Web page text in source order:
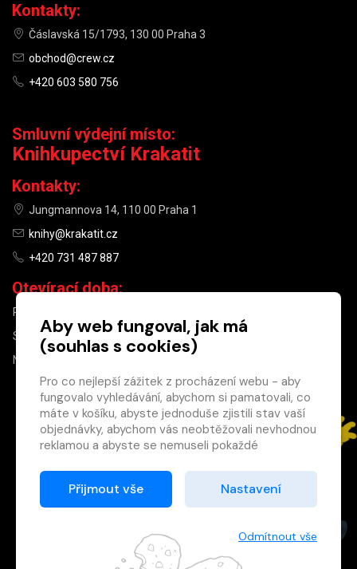
×
Máte u nás již
registrovaný
účet?
Registrací získáte slevu
na zboží ve výši 15 %
Registrovat
Kontakty:
Čáslavská 15/1793, 130 00 Praha 3
obchod@crew.cz
+420 603 580 756
Smluvní výdejní místo:
Knihkupectví Krakatit
Kontakty:
Jungmannova 14, 110 00 Praha 1
knihy@krakatit.cz
+420 731 487 887
Otevírací doba:
PO–PÁ
SO
10:00–13:00
NE
Zásady cookies
Aby web fungoval, jak má
(souhlas s cookies)
Pro co nejlepší zážitek z procházení webu - aby
fungovalo vyhledávání, abychom si pamatovali, co
máte v košíku, abyste jednoduše zjistili stav vaší
objednávky, abychom vás neobtěžovali nevhodnou
reklamou a abyste se nemuseli pokaždé
Proto od vás potřebujeme souhlas se
zpracováním souborů cookies
Děkujeme, že nám ho dáte a pomůžete nám tak
Přijmout vše Nastavení
Odmítnout vše